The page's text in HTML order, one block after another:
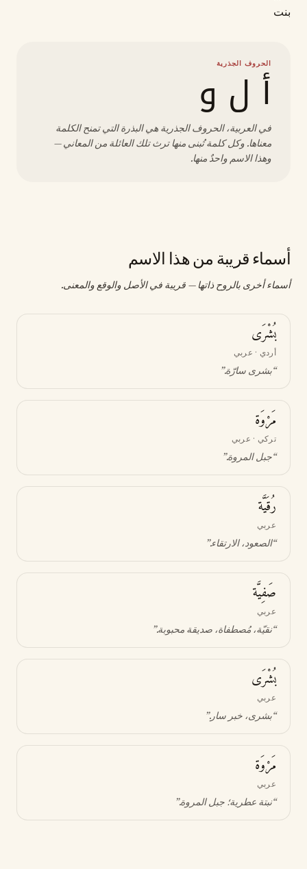
بنت
الحروف الجذرية
أ ل و
في العربية، الحروف الجذرية هي البذرة التي تمنح الكلمة
معناها. وكل كلمة تُبنى منها ترث تلك العائلة من المعاني —
وهذا الاسم واحدٌ منها.
أسماء قريبة من هذا الاسم
أسماء أخرى بالروح ذاتها — قريبة في الأصل والوقع والمعنى.
بُشْرَى
أردي · عربي
“بشرى سارّة.”
مَرْوَة
تركي · عربي
“جبل المروة.”
رُقَيَّة
عربي
“الصعود، الارتقاء.”
صَفِيَّة
عربي
“نقيّة، مُصطفاة، صديقة محبوبة.”
بُشْرَى
عربي
“بشرى، خبر سار.”
مَرْوَة
عربي
“نبتة عطرية؛ جبل المروة.”